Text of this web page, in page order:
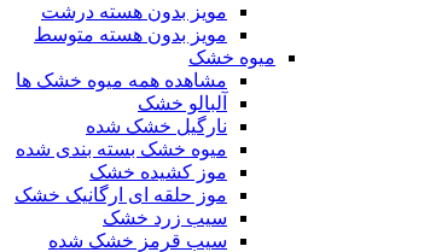
مویز بدون هسته درشت
مویز بدون هسته متوسط
میوه خشک
مشاهده همه میوه خشک ها
آلبالو خشک
نارگیل خشک شده
میوه خشک بسته بندی شده
موز کشیده خشک
موز حلقه ای ارگانیک خشک
سیب زرد خشک
سیب قرمز خشک شده